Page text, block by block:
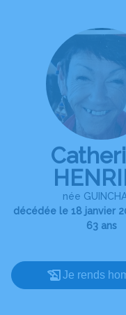
née
décédée le 18 janvier
63 ans
Je rends